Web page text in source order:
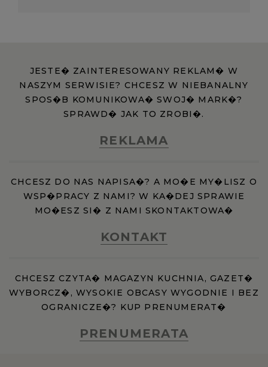
JESTE� ZAINTERESOWANY REKLAM� W
NASZYM SERWISIE? CHCESZ W NIEBANALNY
SPOS�B KOMUNIKOWA� SWOJ� MARK�?
SPRAWD� JAK TO ZROBI�.
REKLAMA
CHCESZ DO NAS NAPISA�? A MO�E MY�LISZ O
WSP�PRACY Z NAMI? W KA�DEJ SPRAWIE
MO�ESZ SI� Z NAMI SKONTAKTOWA�
KONTAKT
CHCESZ CZYTA� MAGAZYN KUCHNIA, GAZET�
WYBORCZ�, WYSOKIE OBCASY WYGODNIE I BEZ
OGRANICZE�? KUP PRENUMERAT�
PRENUMERATA